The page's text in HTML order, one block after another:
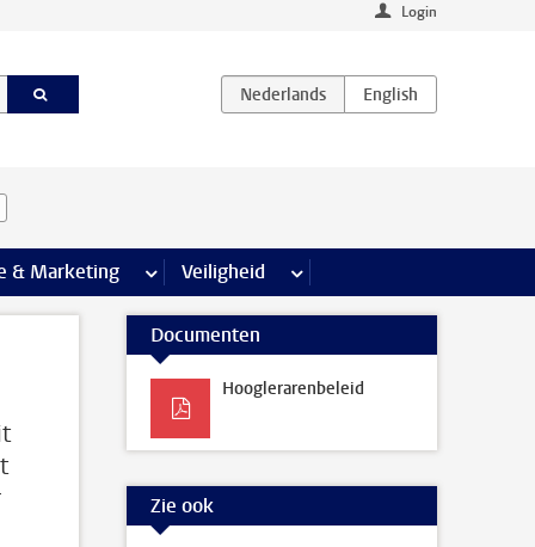
Login
& Marketing meer Communicatie & Marketing pagina’s
Veiligheid meer Veiligheid pagina’s
Documenten
Hooglerarenbeleid
Zie ook